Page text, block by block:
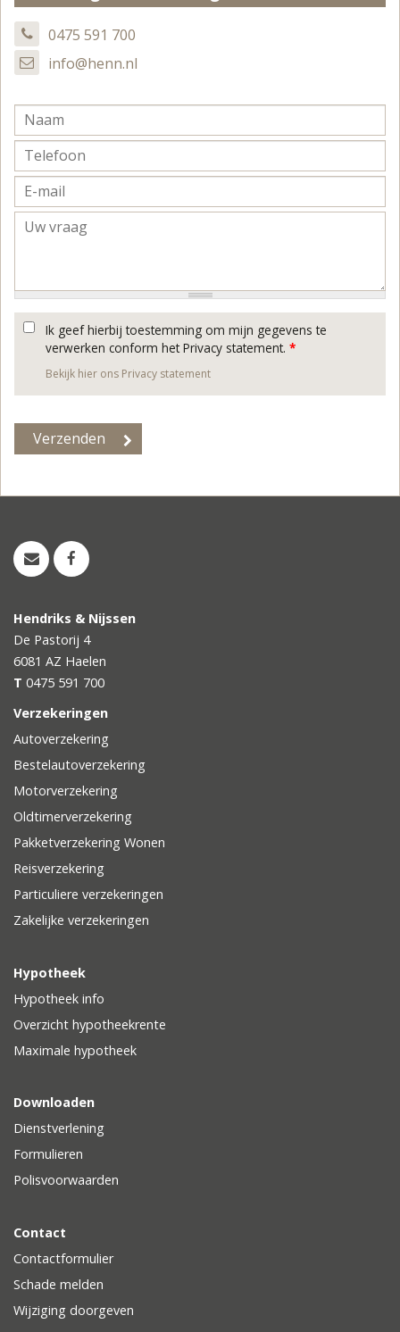
0475 591 700
info@henn.nl
Ik geef hierbij toestemming om mijn gegevens te
verwerken conform het Privacy statement. *
Bekijk hier ons Privacy statement
Hendriks & Nijssen
De Pastorij 4
6081 AZ Haelen
T 0475 591 700
Verzekeringen
Autoverzekering
Bestelautoverzekering
Motorverzekering
Oldtimerverzekering
Pakketverzekering Wonen
Reisverzekering
Particuliere verzekeringen
Zakelijke verzekeringen
Hypotheek
Hypotheek info
Overzicht hypotheekrente
Maximale hypotheek
Downloaden
Dienstverlening
Formulieren
Polisvoorwaarden
Contact
Contactformulier
Schade melden
Wijziging doorgeven